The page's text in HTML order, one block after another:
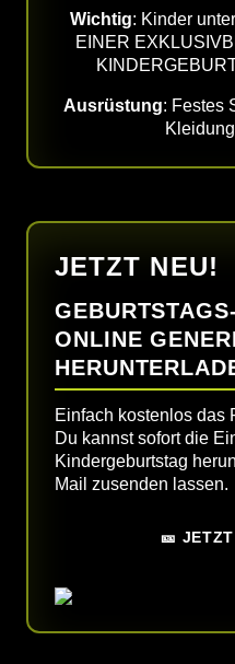
Wichtig: Kinder
EINER
Ausrüstung: Festes
JETZT NEU!
ONLINE
Einfach kostenlos das
Du kannst sofort die
Kindergeburtstag
Mail zusenden lassen.
🎫